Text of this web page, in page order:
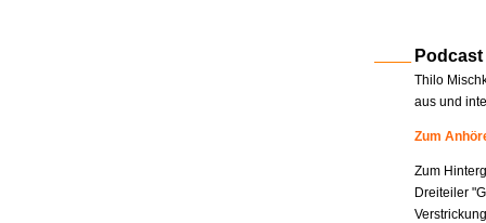
Podcast
Thilo
aus und
Zum
Zum
Dreiteiler